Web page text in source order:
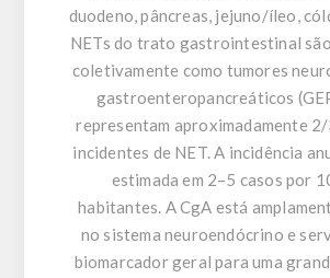
duodeno, pâncreas, jejuno/íleo,
NETs do trato gastrointestinal
coletivamente como tumores
gastroenteropancreáticos
representam aproximadamente 2/
incidentes de NET. A incidência
estimada em 2–5 casos por
habitantes. A CgA está
no sistema neuroendócrino e
biomarcador geral para uma